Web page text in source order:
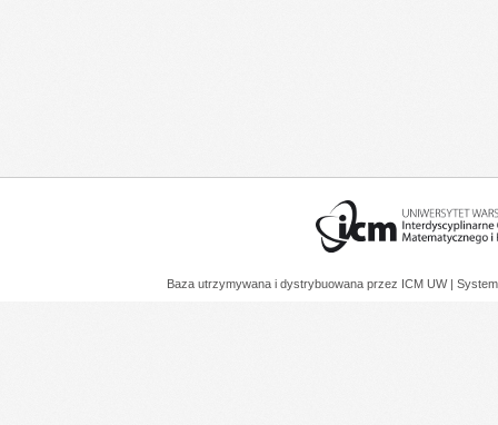
Baza utrzymywana i dystrybuowana przez ICM UW |